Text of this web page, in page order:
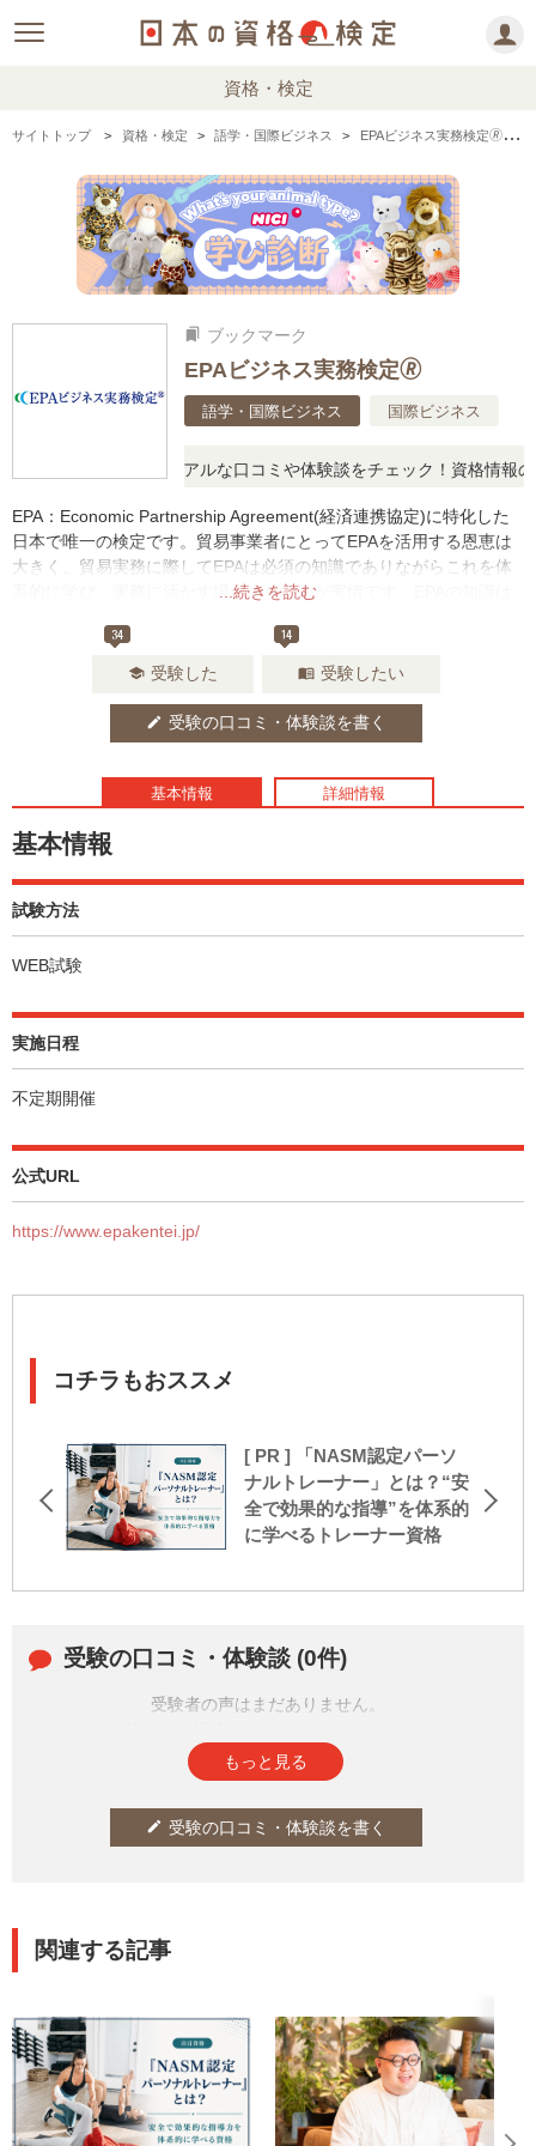
資格・検定
サイトトップ 資格・検定 語学・国際ビジネス EPAビジネス実務検定🄬の情報まとめ
bookmarks ブックマーク
EPAビジネス実務検定🄬
語学・国際ビジネス 国際ビジネス
問に思ったら、リアルな口コミや体験談をチェック！資格情報の下
...続きを読む
EPA：Economic Partnership Agreement(経済連携協定)に特化した
日本で唯一の検定です。貿易事業者にとってEPAを活用する恩恵は
大きく、貿易実務に際してEPAは必須の知識でありながらこれを体
系的に学び、実務に活かす場が少ないのが実情です。EPAの知識は
あります。貿易事務手続に携わる者だけではなく、企業内でEPAの
知識が共有されることでEPA活用の幅は広がることでしょう。「日
PAの知識レベルを客観的に証明することができる検定です。
34
school 受験した
14
menu_book 受験したい
edit 受験の口コミ・体験談を書く
基本情報 詳細情報
基本情報
試験方法
WEB試験
実施日程
不定期開催
公式URL
https://www.epakentei.jp/
コチラもおススメ
[ PR ] 「NASM認定パーソ
ナルトレーナー」とは？“安
全で効果的な指導”を体系的
に学べるトレーナー資格
受験の口コミ・体験談 (0件)
受験者の声はまだありません。
もっと見る
edit 受験の口コミ・体験談を書く
関連する記事